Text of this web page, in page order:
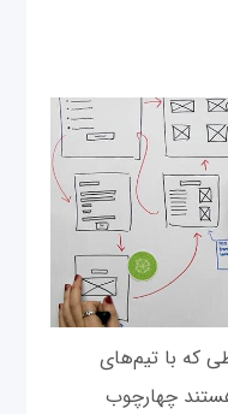
که با تیم‌های
چهارچوب